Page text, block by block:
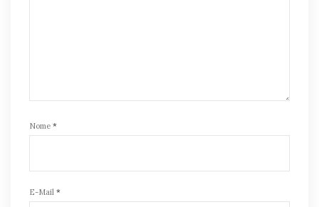
Nome *
E-Mail *